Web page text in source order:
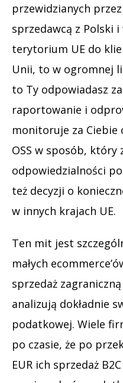
przewidzianych
sprzedawcą z Polski
terytorium UE do
Unii, to w ogromnej
to Ty odpowiadasz
raportowanie i
monitoruje za Ciebie
OSS w sposób, który
odpowiedzialności
też decyzji o
w innych krajach UE.
Ten mit jest
małych
sprzedaż
analizują dokładnie
podatkowej. Wiele
po czasie, że po
EUR ich sprzedaż